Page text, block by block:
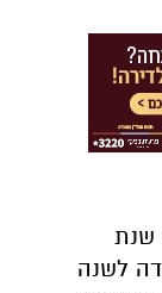
שנת
לשנה